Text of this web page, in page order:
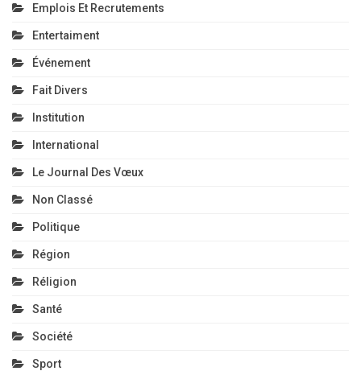
Emplois Et Recrutements
Entertaiment
Événement
Fait Divers
Institution
International
Le Journal Des Vœux
Non Classé
Politique
Région
Réligion
Santé
Société
Sport